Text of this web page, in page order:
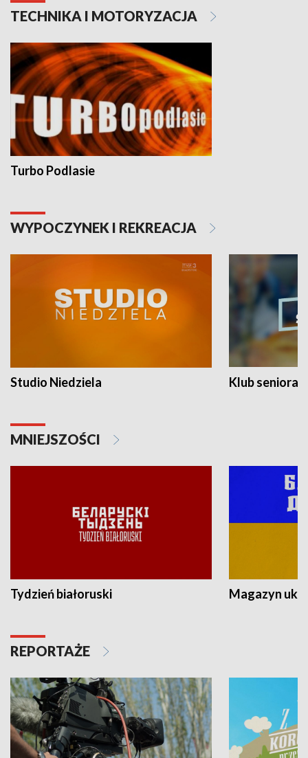
TECHNIKA I MOTORYZACJA
Turbo Podlasie
WYPOCZYNEK I REKREACJA
Studio Niedziela Klub seniora
MNIEJSZOŚCI
Tydzień białoruski Magazyn
REPORTAŻE